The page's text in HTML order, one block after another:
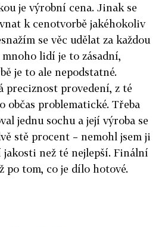
je výrobní cena. Jinak se
k cenotvorbě jakéhokoliv
se věc udělat za každou
lidí je to zásadní,
je to ale nepodstatné.
preciznost provedení, z té
občas problematické. Třeba
jednu sochu a její výroba se
stě procent – nemohl jsem ji
jakosti než té nejlepší. Finální
po tom, co je dílo hotové.